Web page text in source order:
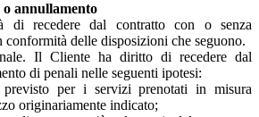
o annullamento
di recedere dal contratto con o senza
delle disposizioni che seguono.
Il Cliente ha diritto di recedere dal
di penali nelle seguenti ipotesi:
per i servizi prenotati in misura
originariamente indicato;